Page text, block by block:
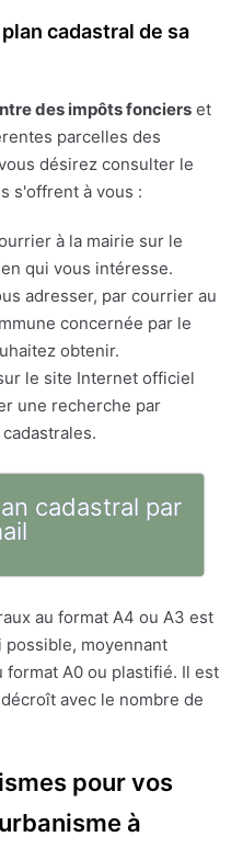
cadastral de sa
des impôts fonciers et
parcelles des
désirez consulter le
s'offrent à vous :
à la mairie sur le
qui vous intéresse.
adresser, par courrier au
concernée par le
obtenir.
le site Internet officiel
une recherche par
cadastral par
au format A4 ou A3 est
possible, moyennant
format A0 ou plastifié. Il est
avec le nombre de
pour vos
à